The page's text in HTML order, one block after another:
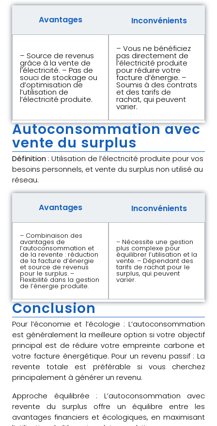
Avantages Inconvénients
– Source de revenus
grâce à la vente de
l’électricité. – Pas de
souci de stockage ou
d’optimisation de
l’utilisation de
l’électricité produite.
– Vous ne bénéficiez
pas directement de
l’électricité produite
pour réduire votre
facture d’énergie. –
Soumis à des contrats
et des tarifs de
rachat, qui peuvent
varier.
Autoconsommation avec
vente du surplus
Définition : Utilisation de l’électricité produite pour vos
besoins personnels, et vente du surplus non utilisé au
réseau.
Avantages Inconvénients
– Combinaison des
avantages de
l’autoconsommation et
de la revente : réduction
de la facture d’énergie
et source de revenus
pour le surplus. –
Flexibilité dans la gestion
de l’énergie produite.
– Nécessite une gestion
plus complexe pour
équilibrer l’utilisation et la
vente. – Dépendant des
tarifs de rachat pour le
surplus, qui peuvent
varier.
Conclusion
Pour l’économie et l’écologie : L’autoconsommation
est généralement la meilleure option si votre objectif
principal est de réduire votre empreinte carbone et
votre facture énergétique. Pour un revenu passif : La
revente totale est préférable si vous cherchez
principalement à générer un revenu.
Approche équilibrée : L’autoconsommation avec
revente du surplus offre un équilibre entre les
avantages financiers et écologiques, en maximisant